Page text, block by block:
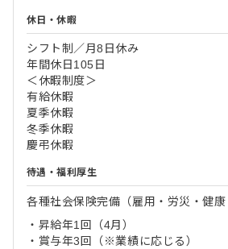
休日・休暇
シフト制／月8日休み
年間休日105日
＜休暇制度＞
有給休暇
夏季休暇
冬季休暇
慶弔休暇
待遇・福利厚生
各種社会保険完備（雇用・労災・健康
・昇給年1回（4月）
・賞与年3回（※業績に応じる）